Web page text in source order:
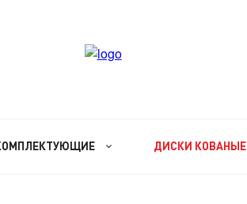
ДИСКИ КОВАНЫЕ